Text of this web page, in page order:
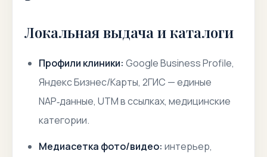
Локальная выдача и каталоги
Профили клиники: Google Business Profile,
Яндекс Бизнес/Карты, 2ГИС — единые
NAP‑данные, UTM в ссылках, медицинские
категории.
Медиасетка фото/видео: интерьер,